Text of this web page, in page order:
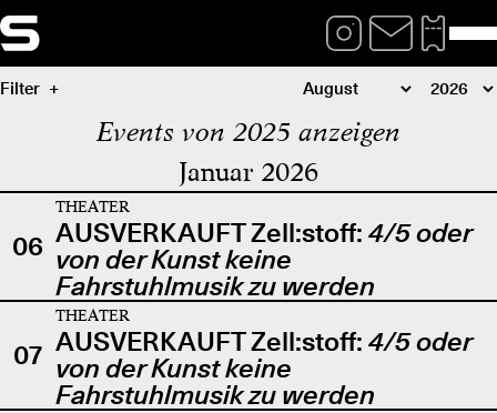
Filter
Events von 2025 anzeigen
Januar 2026
06
THEATER
AUSVERKAUFT Zell:stoff: 4/5 oder
von der Kunst keine
Fahrstuhlmusik zu werden
07
THEATER
AUSVERKAUFT Zell:stoff: 4/5 oder
von der Kunst keine
Fahrstuhlmusik zu werden